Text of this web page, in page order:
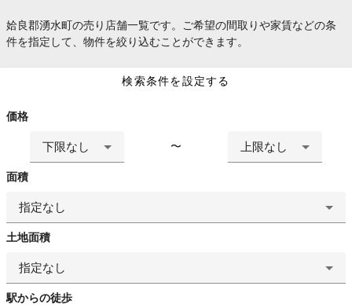
姶良郡湧水町の売り店舗一覧です。ご希望の間取りや家賃などの条
件を指定して、物件を絞り込むことができます。
検索条件を設定する
価格
下限なし 〜 上限なし
面積
指定なし
土地面積
指定なし
駅からの徒歩